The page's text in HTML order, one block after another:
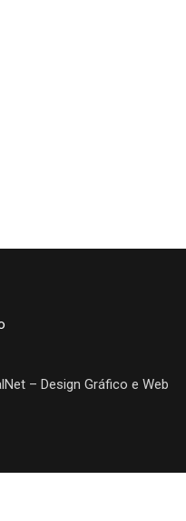
– Design Gráfico e Web